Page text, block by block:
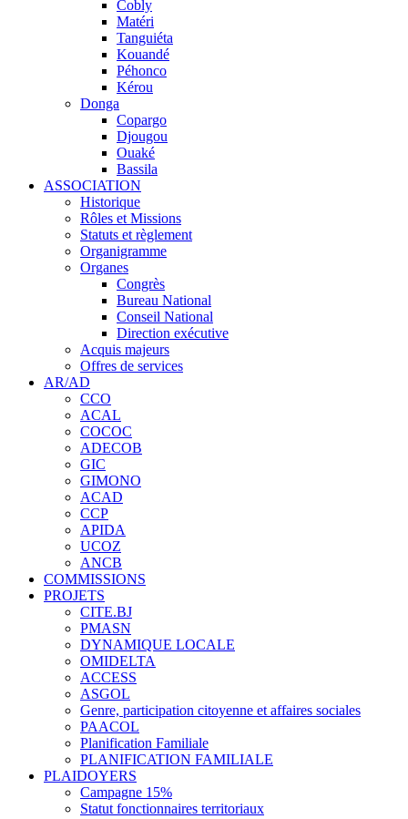
Cobly
Matéri
Tanguiéta
Kouandé
Péhonco
Kérou
Donga
Copargo
Djougou
Ouaké
Bassila
ASSOCIATION
Historique
Rôles et Missions
Statuts et règlement
Organigramme
Organes
Congrès
Bureau National
Conseil National
Direction exécutive
Acquis majeurs
Offres de services
AR/AD
CCO
ACAL
COCOC
ADECOB
GIC
GIMONO
ACAD
CCP
APIDA
UCOZ
ANCB
COMMISSIONS
PROJETS
CITE.BJ
PMASN
DYNAMIQUE LOCALE
OMIDELTA
ACCESS
ASGOL
Genre, participation citoyenne et affaires sociales
PAACOL
Planification Familiale
PLANIFICATION FAMILIALE
PLAIDOYERS
Campagne 15%
Statut fonctionnaires territoriaux